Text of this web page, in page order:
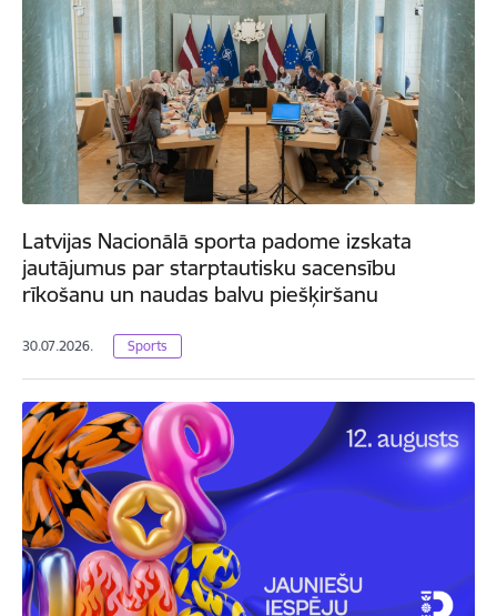
Latvijas Nacionālā sporta padome izskata
jautājumus par starptautisku sacensību
rīkošanu un naudas balvu piešķiršanu
30.07.2026. Sports